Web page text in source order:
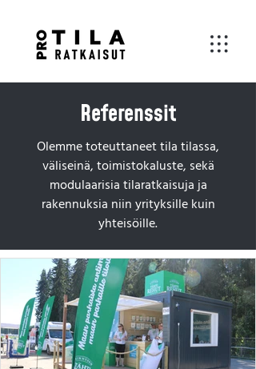
Referenssit
Olemme toteuttaneet tila tilassa,
väliseinä, toimistokaluste, sekä
modulaarisia tilaratkaisuja ja
rakennuksia niin yrityksille kuin
yhteisöille.